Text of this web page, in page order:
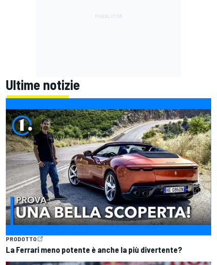
Ultime notizie
PRODOTTO
La Ferrari meno potente è anche la più divertente?